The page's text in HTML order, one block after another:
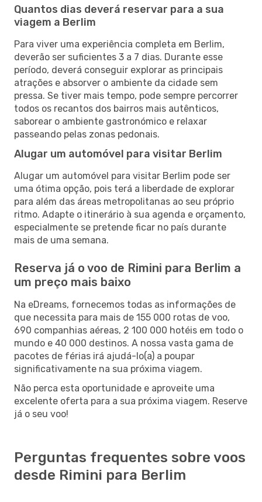
Quantos dias deverá reservar para a sua
viagem a Berlim
Para viver uma experiência completa em Berlim,
deverão ser suficientes 3 a 7 dias. Durante esse
período, deverá conseguir explorar as principais
atrações e absorver o ambiente da cidade sem
pressa. Se tiver mais tempo, pode sempre percorrer
todos os recantos dos bairros mais autênticos,
saborear o ambiente gastronómico e relaxar
passeando pelas zonas pedonais.
Alugar um automóvel para visitar Berlim
Alugar um automóvel para visitar Berlim pode ser
uma ótima opção, pois terá a liberdade de explorar
para além das áreas metropolitanas ao seu próprio
ritmo. Adapte o itinerário à sua agenda e orçamento,
especialmente se pretende ficar no país durante
mais de uma semana.
Reserva já o voo de Rimini para Berlim a
um preço mais baixo
Na eDreams, fornecemos todas as informações de
que necessita para mais de 155 000 rotas de voo,
690 companhias aéreas, 2 100 000 hotéis em todo o
mundo e 40 000 destinos. A nossa vasta gama de
pacotes de férias irá ajudá-lo(a) a poupar
significativamente na sua próxima viagem.
Não perca esta oportunidade e aproveite uma
excelente oferta para a sua próxima viagem. Reserve
já o seu voo!
Perguntas frequentes sobre voos
desde Rimini para Berlim